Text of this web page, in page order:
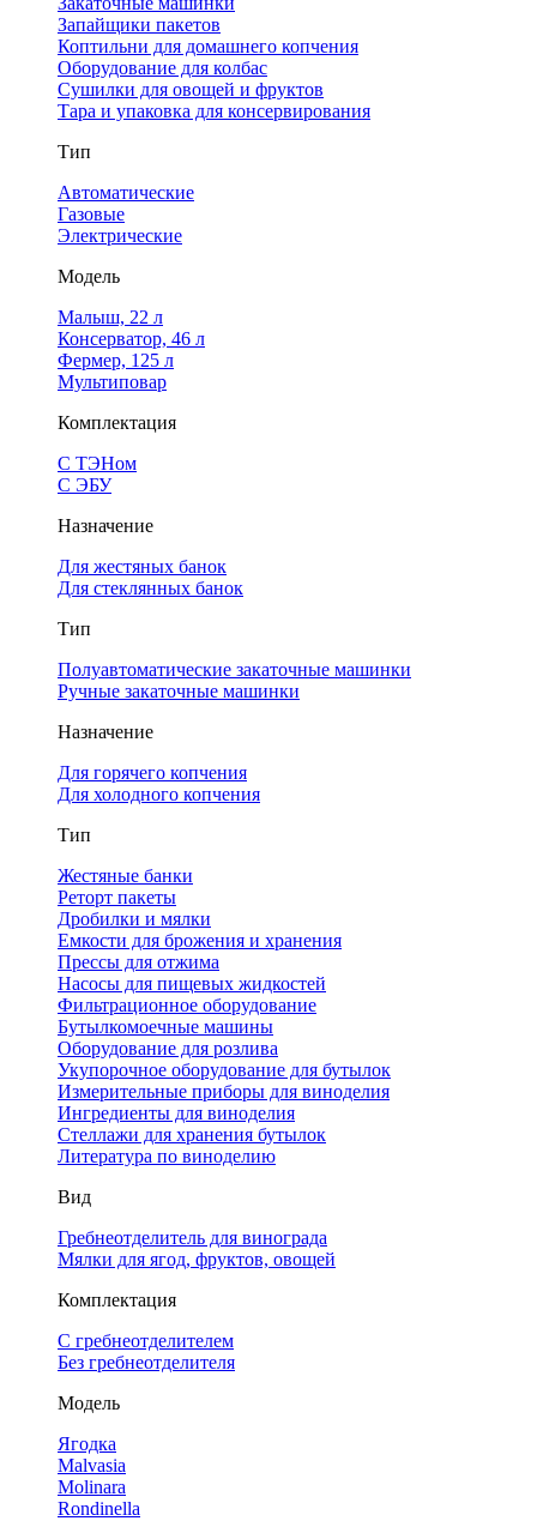
Запайщики пакетов
Коптильни для домашнего копчения
Оборудование для колбас
Сушилки для овощей и фруктов
Тара и упаковка для консервирования
Тип
Автоматические
Газовые
Электрические
Модель
Малыш, 22 л
Консерватор, 46 л
Фермер, 125 л
Мультиповар
Комплектация
С ТЭНом
С ЭБУ
Назначение
Для жестяных банок
Для стеклянных банок
Тип
Полуавтоматические закаточные машинки
Ручные закаточные машинки
Назначение
Для горячего копчения
Для холодного копчения
Тип
Жестяные банки
Реторт пакеты
Дробилки и мялки
Емкости для брожения и хранения
Прессы для отжима
Насосы для пищевых жидкостей
Фильтрационное оборудование
Бутылкомоечные машины
Оборудование для розлива
Укупорочное оборудование для бутылок
Измерительные приборы для виноделия
Ингредиенты для виноделия
Стеллажи для хранения бутылок
Литература по виноделию
Вид
Гребнеотделитель для винограда
Мялки для ягод, фруктов, овощей
Комплектация
С гребнеотделителем
Без гребнеотделителя
Модель
Ягодка
Malvasia
Molinara
Rondinella